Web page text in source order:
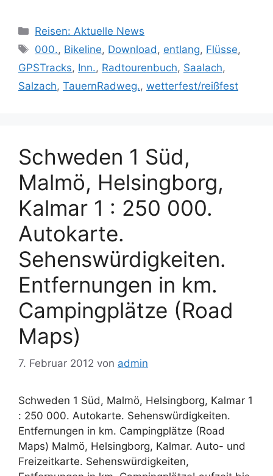
Kategorien
Reisen: Aktuelle News
Schlagwörter
000., Bikeline, Download, entlang, Flüsse,
GPSTracks, Inn., Radtourenbuch, Saalach,
Salzach, TauernRadweg., wetterfest/reißfest
Schweden 1 Süd,
Malmö, Helsingborg,
Kalmar 1 : 250 000.
Autokarte.
Sehenswürdigkeiten.
Entfernungen in km.
Campingplätze (Road
Maps)
7. Februar 2012 von admin
Schweden 1 Süd, Malmö, Helsingborg, Kalmar 1
: 250 000. Autokarte. Sehenswürdigkeiten.
Entfernungen in km. Campingplätze (Road
Maps) Malmö, Helsingborg, Kalmar. Auto- und
Freizeitkarte. Sehenswürdigkeiten,